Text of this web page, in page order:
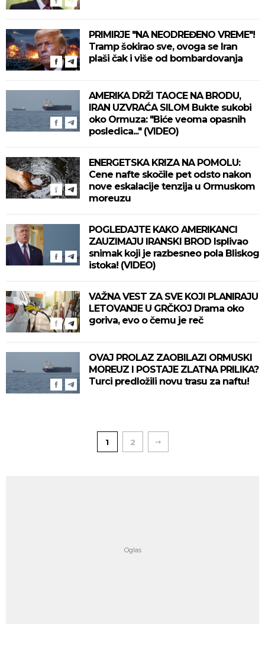
PRIMIRJE "NA NEODREĐENO VREME"!
Tramp šokirao sve, ovoga se Iran
plaši čak i više od bombardovanja
AMERIKA DRŽI TAOCE NA BRODU,
IRAN UZVRAĆA SILOM Bukte sukobi
oko Ormuza: "Biće veoma opasnih
posledica..." (VIDEO)
ENERGETSKA KRIZA NA POMOLU:
Cene nafte skočile pet odsto nakon
nove eskalacije tenzija u Ormuskom
moreuzu
POGLEDAJTE KAKO AMERIKANCI
ZAUZIMAJU IRANSKI BROD Isplivao
snimak koji je razbesneo pola Bliskog
istoka! (VIDEO)
VAŽNA VEST ZA SVE KOJI PLANIRAJU
LETOVANJE U GRČKOJ Drama oko
goriva, evo o čemu je reč
OVAJ PROLAZ ZAOBILAZI ORMUSKI
MOREUZ I POSTAJE ZLATNA PRILIKA?
Turci predložili novu trasu za naftu!
1 2